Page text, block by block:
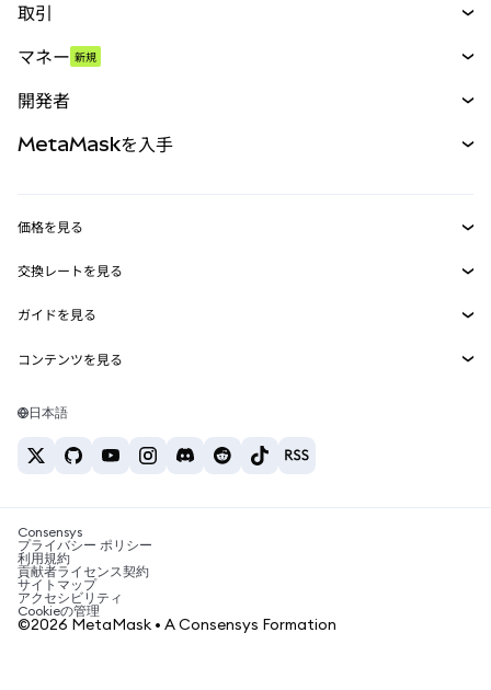
取引
パーペチュアル
RWA
マネー 新規
開発者
MetaMask Connect
Snaps
Web3サービス
MetaMaskを入手
セキュリティ
サポート
キャリア
お問い合わせ
価格を見る
イーサリアムの価格
Solanaの価格
Tetherの価格
交換レートを見る
ETH→USD
USDT→INR
BTC→INR
ETH→USDT
ガイドを見る
ETHの購入
USDTの購入
SHIBの購入
BNBの購入
コンテンツを見る
Solanaウォレット
税制関連ニュース
暗号資産の購入方法は？
ビットコインを売るには？
日本語
Consensys
プライバシー ポリシー
利用規約
貢献者ライセンス契約
サイトマップ
アクセシビリティ
Cookieの管理
©2026 MetaMask • A Consensys Formation